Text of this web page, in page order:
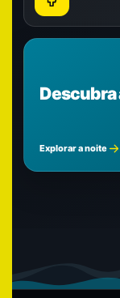
Descubra
Explorar a noite